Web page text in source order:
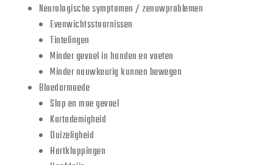
Neurologische symptomen / zenuwproblemen
Evenwichtsstoornissen
Tintelingen
Minder gevoel in handen en voeten
Minder nauwkeurig kunnen bewegen
Bloedarmoede
Slap en moe gevoel
Kortademigheid
Duizeligheid
Hartkloppingen